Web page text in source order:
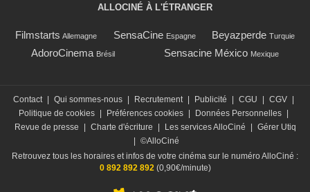
ALLOCINÉ À L'ÉTRANGER
Filmstarts Allemagne SensaCine Espagne Beyazperde Turquie
AdoroCinema Brésil Sensacine México Mexique
Contact | Qui sommes-nous | Recrutement | Publicité | CGU | CGV |
Politique de cookies | Préférences cookies | Données Personnelles |
Revue de presse
| Charte d'écriture | Les services AlloCiné | Gérer Utiq
| ©AlloCiné
Retrouvez tous les horaires et infos de votre cinéma sur le numéro AlloCiné :
0 892 892 892(0,90€/minute)